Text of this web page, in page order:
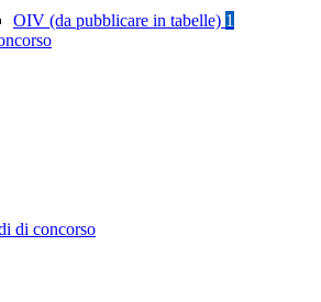
OIV (da pubblicare in tabelle) 1
di concorso